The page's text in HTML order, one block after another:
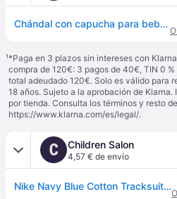
Chándal con capucha para bebé Nike Club Fleece - Bleu - 1 an
¹*Paga en 3 plazos sin intereses con
compra de 120€: 3 pagos de 40€, TIN 0 %
total adeudado 120€. Solo es válido para
18 años. Sujeto a la aprobación de Klarna.
por tienda. Consulta los términos y resto
https://www.klarna.com/es/legal/.
C Children Salon
4,57 € de envío
Nike Navy Blue Cotton Tracksuit With Swoosh Logo